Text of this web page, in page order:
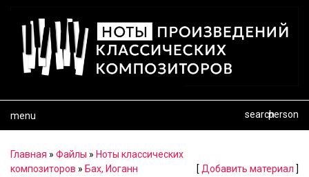
menu person
search
Главная » Файлы » Ноты классических
композиторов » Бах, Иоганн
[ Добавить материал ]